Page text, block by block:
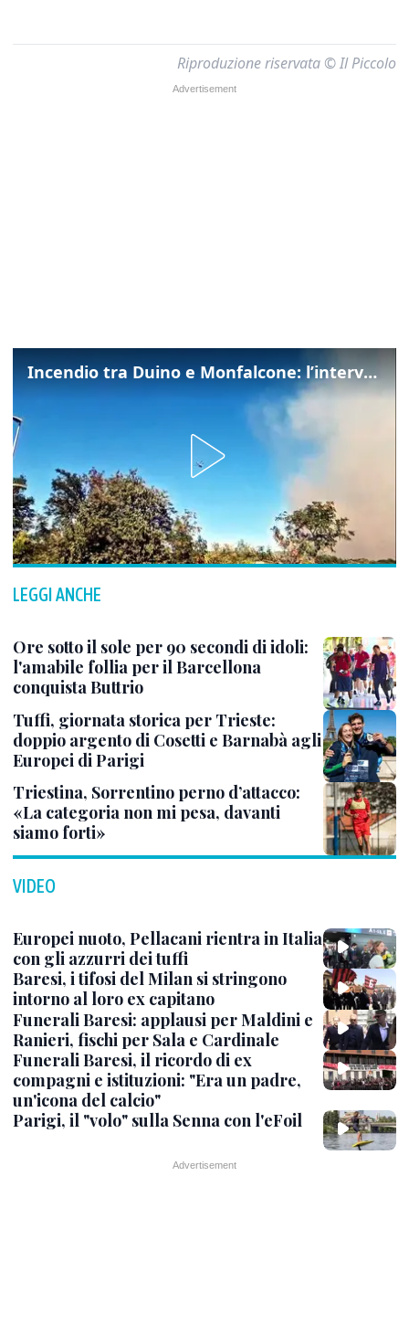
Riproduzione riservata © Il Piccolo
Incendio tra Duino e Monfalcone: l’intervento dei vigili del fuoco
LEGGI ANCHE
Ore sotto il sole per 90 secondi di idoli:
l'amabile follia per il Barcellona
conquista Buttrio
Tuffi, giornata storica per Trieste:
doppio argento di Cosetti e Barnabà agli
Europei di Parigi
Triestina, Sorrentino perno d’attacco:
«La categoria non mi pesa, davanti
siamo forti»
VIDEO
Europei nuoto, Pellacani rientra in Italia
con gli azzurri dei tuffi
Baresi, i tifosi del Milan si stringono
intorno al loro ex capitano
Funerali Baresi: applausi per Maldini e
Ranieri, fischi per Sala e Cardinale
Funerali Baresi, il ricordo di ex
compagni e istituzioni: "Era un padre,
un'icona del calcio"
Parigi, il "volo" sulla Senna con l'eFoil